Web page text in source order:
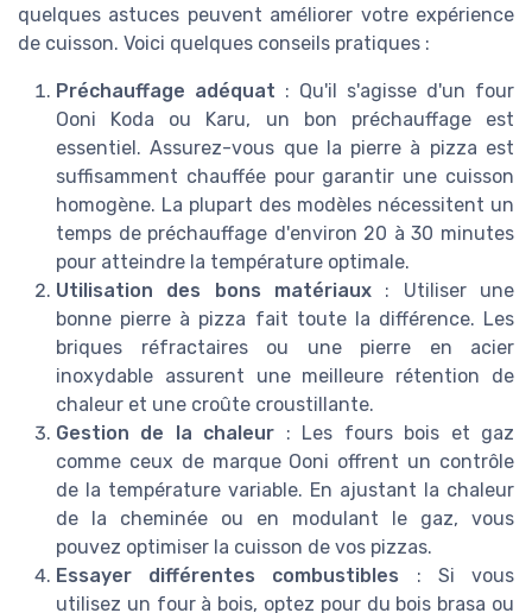
quelques astuces peuvent améliorer votre expérience
de cuisson. Voici quelques conseils pratiques :
Préchauffage adéquat : Qu'il s'agisse d'un four
Ooni Koda ou Karu, un bon préchauffage est
essentiel. Assurez-vous que la pierre à pizza est
suffisamment chauffée pour garantir une cuisson
homogène. La plupart des modèles nécessitent un
temps de préchauffage d'environ 20 à 30 minutes
pour atteindre la température optimale.
Utilisation des bons matériaux : Utiliser une
bonne pierre à pizza fait toute la différence. Les
briques réfractaires ou une pierre en acier
inoxydable assurent une meilleure rétention de
chaleur et une croûte croustillante.
Gestion de la chaleur : Les fours bois et gaz
comme ceux de marque Ooni offrent un contrôle
de la température variable. En ajustant la chaleur
de la cheminée ou en modulant le gaz, vous
pouvez optimiser la cuisson de vos pizzas.
Essayer différentes combustibles : Si vous
utilisez un four à bois, optez pour du bois brasa ou